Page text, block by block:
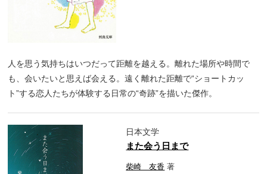
人を思う気持ちはいつだって距離を越える。離れた場所や時間で
も、会いたいと思えば会える。遠く離れた距離で“ショートカッ
ト”する恋人たちが体験する日常の“奇跡”を描いた傑作。
日本文学
また会う日まで
柴崎 友香 著